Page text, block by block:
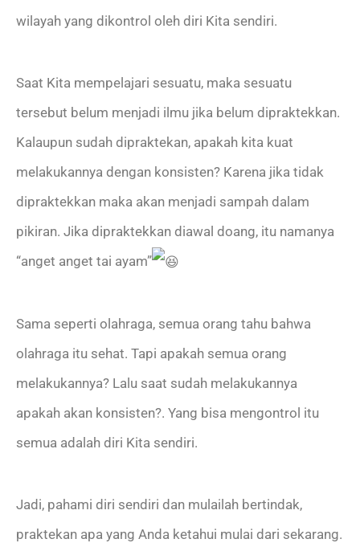
wilayah yang dikontrol oleh diri Kita sendiri.
Saat Kita mempelajari sesuatu, maka sesuatu
tersebut belum menjadi ilmu jika belum dipraktekkan.
Kalaupun sudah dipraktekan, apakah kita kuat
melakukannya dengan konsisten? Karena jika tidak
dipraktekkan maka akan menjadi sampah dalam
pikiran. Jika dipraktekkan diawal doang, itu namanya
“anget anget tai ayam”
Sama seperti olahraga, semua orang tahu bahwa
olahraga itu sehat. Tapi apakah semua orang
melakukannya? Lalu saat sudah melakukannya
apakah akan konsisten?. Yang bisa mengontrol itu
semua adalah diri Kita sendiri.
Jadi, pahami diri sendiri dan mulailah bertindak,
praktekan apa yang Anda ketahui mulai dari sekarang.